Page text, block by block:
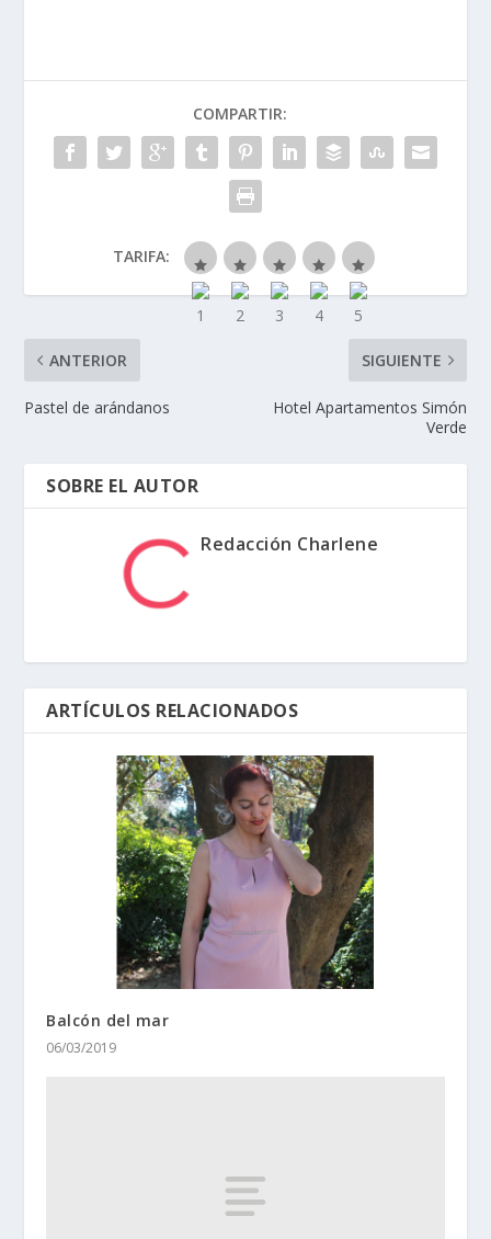
COMPARTIR:
TARIFA:
ANTERIOR
Pastel de arándanos
SIGUIENTE
Hotel Apartamentos Simón
Verde
SOBRE EL AUTOR
Redacción Charlene
ARTÍCULOS RELACIONADOS
Balcón del mar
06/03/2019